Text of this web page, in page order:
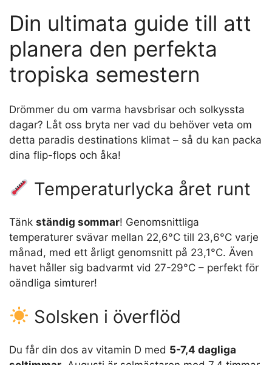
Din ultimata guide till att
planera den perfekta
tropiska semestern
Drömmer du om varma havsbrisar och solkyssta
dagar? Låt oss bryta ner vad du behöver veta om
detta paradis destinations klimat – så du kan packa
dina flip-flops och åka!
Temperaturlycka året runt
Tänk ständig sommar! Genomsnittliga
temperaturer svävar mellan 22,6°C till 23,6°C varje
månad, med ett årligt genomsnitt på 23,1°C. Även
havet håller sig badvarmt vid 27-29°C – perfekt för
oändliga simturer!
Solsken i överflöd
Du får din dos av vitamin D med 5-7,4 dagliga